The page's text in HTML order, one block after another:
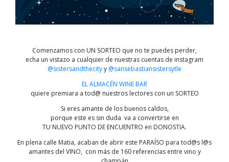
Comenzamos con UN SORTEO que no te puedes perder,
echa un vistazo a cualquier de nuestras cuentas de instagram
@sistersandthecityy @sansebastiansistersytle
EL ALMACÉN WINE BAR
quiere premiara a tod@ nuestros lectores con un SORTEO
Si eres amante de los buenos caldos,
porque este es sin duda va a convertirse en
TU NUEVO PUNTO DE ENCUENTRO en DONOSTIA.
En plena calle Matia, acaban de abrir este PARAÍSO para tod@s l@s
amantes del VINO, con más de 160 referencias entre vino y